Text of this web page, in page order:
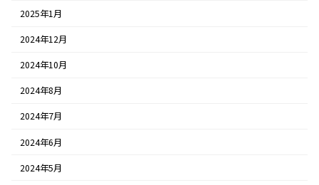
2025年1月
2024年12月
2024年10月
2024年8月
2024年7月
2024年6月
2024年5月